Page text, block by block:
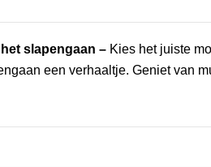
slapengaan – Kies het juiste
een verhaaltje. Geniet van